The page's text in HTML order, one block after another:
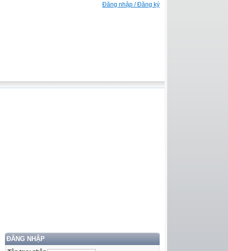
Đăng nhập / Đăng ký
ĐĂNG NHẬP